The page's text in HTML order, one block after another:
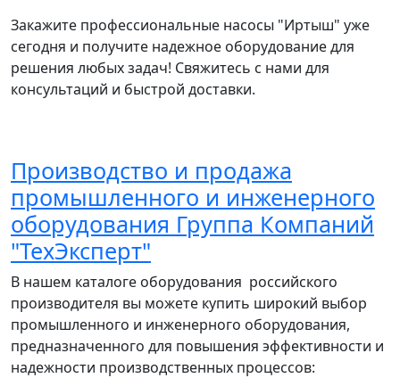
Закажите профессиональные насосы "Иртыш" уже
сегодня и получите надежное оборудование для
решения любых задач! Свяжитесь с нами для
консультаций и быстрой доставки.
Производство и продажа
промышленного и инженерного
оборудования Группа Компаний
"ТехЭксперт"
В нашем каталоге оборудования российского
производителя вы можете купить широкий выбор
промышленного и инженерного оборудования,
предназначенного для повышения эффективности и
надежности производственных процессов: